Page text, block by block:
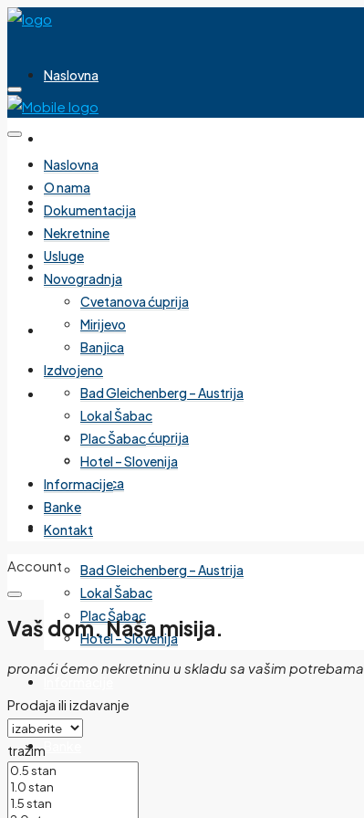
Naslovna
Dokumentacija
Nekretnine
Usluge
Novogradnja
Cvetanova ćuprija
Mirijevo
Banjica
Izdvojeno
Bad Gleichenberg – Austrija
Lokal Šabac
Plac Šabac
Hotel – Slovenija
Banke
Kontakt
Naslovna
O nama
Dokumentacija
Nekretnine
Usluge
Novogradnja
Cvetanova ćuprija
Mirijevo
Banjica
Izdvojeno
Bad Gleichenberg – Austrija
Lokal Šabac
Plac Šabac
Hotel – Slovenija
Informacije
Banke
Kontakt
Account
Vaš dom. Naša misija.
pronaći ćemo nekretninu u skladu sa vašim potrebama
Prodaja ili izdavanje
tražim